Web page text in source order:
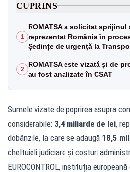
CUPRINS
1
ROMATSA a solicitat sprijinul
reprezentat România în
Ședințe de urgență la
2
ROMATSA este vizată și de
au fost analizate în CSAT
Sumele vizate de poprirea asupra
considerabile: 3,4 miliarde de lei,
dobânzile, la care se adaugă 18,5
cheltuieli judiciare și costuri
EUROCONTROL, instituția